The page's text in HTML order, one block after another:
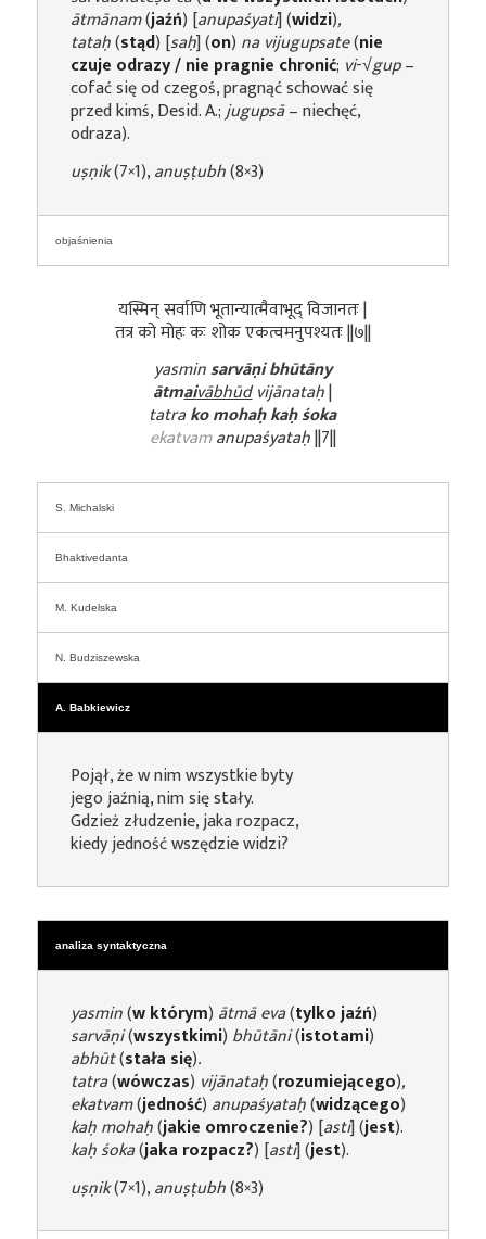
ātmānam(jaźń) [anupaśyati] (widzi),
tataḥ(stąd) [saḥ] (on) na vijugupsate(nie
czuje odrazy / nie pragnie chronić; vi-√gup–
cofać się od czegoś, pragnąć schować się
przed kimś, Desid. A.;jugupsā– niechęć,
odraza).
uṣṇik(7×1),anuṣṭubh(8×3)
objaśnienia
यस्मिन् सर्वाणि भूतान्यात्मैवाभूद् विजानतः |
तत्र को मोहः कः शोक एकत्वमनुपश्यतः ||७||
yasminsarvāṇi bhūtāny
ātmaivābhūdvijānataḥ|
tatrako mohaḥ kaḥ śoka
ekatvamanupaśyataḥ||7||
S. Michalski
Bhaktivedanta
M. Kudelska
N. Budziszewska
A. Babkiewicz
Pojął, że w nim wszystkie byty
jego jaźnią, nim się stały.
Gdzież złudzenie, jaka rozpacz,
kiedy jedność wszędzie widzi?
analiza syntaktyczna
yasmin(w którym) ātmā eva(tylko jaźń)
sarvāṇi(wszystkimi) bhūtāni(istotami)
abhūt(stała się).
tatra(wówczas) vijānataḥ(rozumiejącego),
ekatvam(jedność) anupaśyataḥ(widzącego)
kaḥ mohaḥ(jakie omroczenie?) [asti] (jest).
kaḥ śoka(jaka rozpacz?) [asti] (jest).
uṣṇik(7×1),anuṣṭubh(8×3)